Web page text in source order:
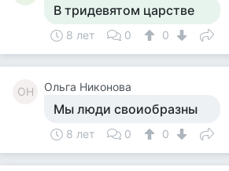
В тридевятом царстве
8 лет 0 0
ОН Ольга Никонова
Мы люди своиобразны
8 лет 0 0